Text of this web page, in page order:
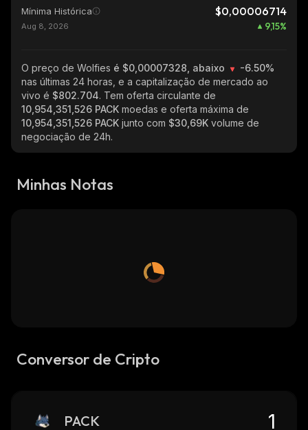
Mínima Histórica $0,00006714
Aug 8, 2026 9,15%
O preço de Wolfies é $0,00007328, abaixo
-6.50%
nas últimas 24 horas, e a capitalização de mercado ao
vivo é $802.704. Tem oferta circulante de
10,954,351,526 PACK moedas e oferta máxima de
10,954,351,526 PACK junto com $30,69K volume de
negociação de 24h.
Minhas Notas
Conversor de Cripto
PACK